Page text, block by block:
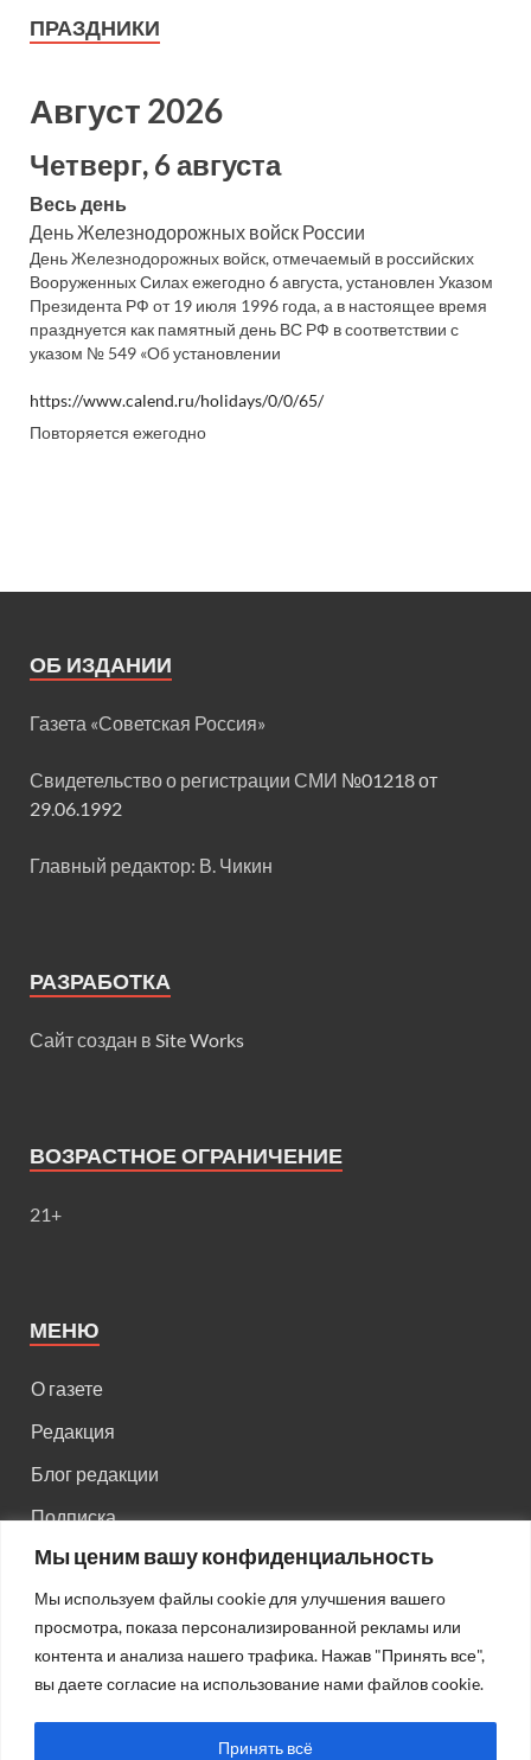
Мы ценим вашу конфиденциальность
Мы используем файлы cookie для улучшения вашего
просмотра, показа персонализированной рекламы или
контента и анализа нашего трафика. Нажав "Принять все",
вы даете согласие на использование нами файлов cookie.
Принять всё
ПРАЗДНИКИ
Август 2026
Четверг, 6 августа
Весь день
День Железнодорожных войск России
День Железнодорожных войск, отмечаемый в российских
Вооруженных Силах ежегодно 6 августа, установлен Указом
Президента РФ от 19 июля 1996 года, а в настоящее время
празднуется как памятный день ВС РФ в соответствии с
указом № 549 «Об установлении
https://www.calend.ru/holidays/0/0/65/
Повторяется ежегодно
ОБ ИЗДАНИИ
Газета «Советская Россия»
Свидетельство о регистрации СМИ №01218 от
29.06.1992
Главный редактор: В. Чикин
РАЗРАБОТКА
Сайт создан в Site Works
ВОЗРАСТНОЕ ОГРАНИЧЕНИЕ
21+
МЕНЮ
О газете
Редакция
Блог редакции
Подписка
Правила поведения на сайте
Реклама
Старый HTML сайт